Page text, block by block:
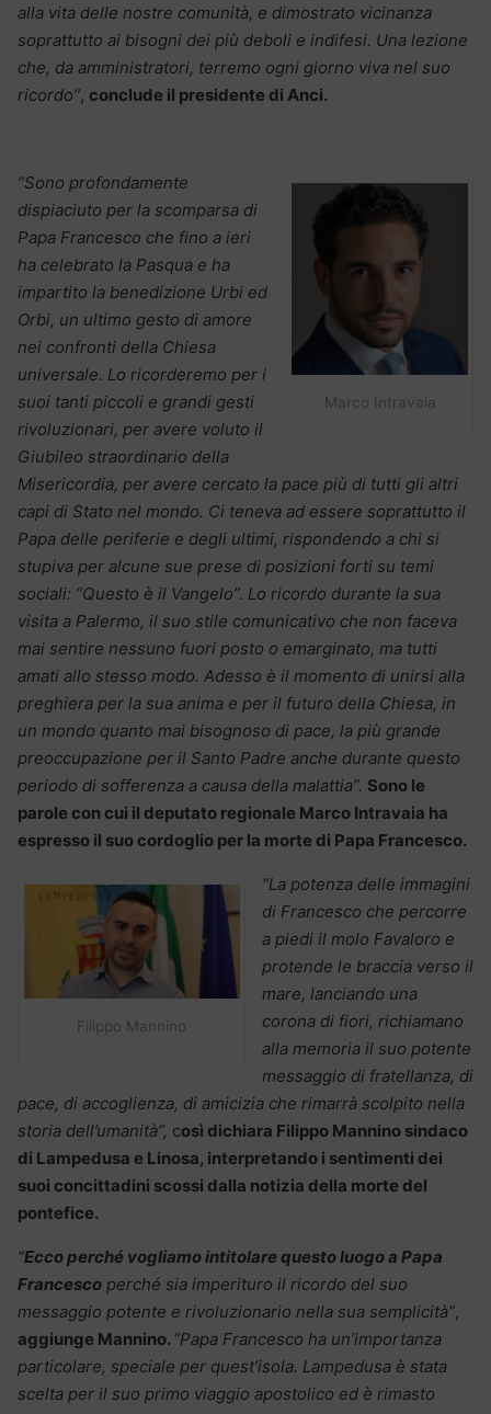
alla vita delle nostre comunità, e dimostrato vicinanza
soprattutto ai bisogni dei più deboli e indifesi. Una lezione
che, da amministratori, terremo ogni giorno viva nel suo
ricordo”, conclude il presidente di Anci.
Marco Intravaia
“Sono profondamente
dispiaciuto per la scomparsa di
Papa Francesco che fino a ieri
ha celebrato la Pasqua e ha
impartito la benedizione Urbi ed
Orbi, un ultimo gesto di amore
nei confronti della Chiesa
universale. Lo ricorderemo per i
suoi tanti piccoli e grandi gesti
rivoluzionari, per avere voluto il
Giubileo straordinario della
Misericordia, per avere cercato la pace più di tutti gli altri
capi di Stato nel mondo. Ci teneva ad essere soprattutto il
Papa delle periferie e degli ultimi, rispondendo a chi si
stupiva per alcune sue prese di posizioni forti su temi
sociali: “Questo è il Vangelo”. Lo ricordo durante la sua
visita a Palermo, il suo stile comunicativo che non faceva
mai sentire nessuno fuori posto o emarginato, ma tutti
amati allo stesso modo. Adesso è il momento di unirsi alla
preghiera per la sua anima e per il futuro della Chiesa, in
un mondo quanto mai bisognoso di pace, la più grande
preoccupazione per il Santo Padre anche durante questo
periodo di sofferenza a causa della malattia”. Sono le
parole con cui il deputato regionale Marco Intravaia ha
espresso il suo cordoglio per la morte di Papa Francesco.
Filippo Mannino
“La potenza delle immagini
di Francesco che percorre
a piedi il molo Favaloro e
protende le braccia verso il
mare, lanciando una
corona di fiori, richiamano
alla memoria il suo potente
messaggio di fratellanza, di
pace, di accoglienza, di amicizia che rimarrà scolpito nella
storia dell’umanità”, così dichiara Filippo Mannino sindaco
di Lampedusa e Linosa, interpretando i sentimenti dei
suoi concittadini scossi dalla notizia della morte del
pontefice.
“Ecco perché vogliamo intitolare questo luogo a Papa
Francesco perché sia imperituro il ricordo del suo
messaggio potente e rivoluzionario nella sua semplicità”,
aggiunge Mannino. “Papa Francesco ha un’importanza
particolare, speciale per quest’isola. Lampedusa è stata
scelta per il suo primo viaggio apostolico ed è rimasto